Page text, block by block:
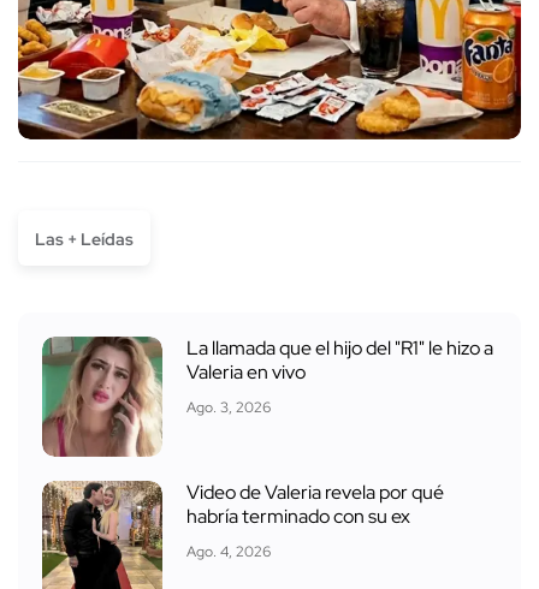
Las + Leídas
La llamada que el hijo del "R1" le hizo a
Valeria en vivo
Ago. 3, 2026
Video de Valeria revela por qué
habría terminado con su ex
Ago. 4, 2026